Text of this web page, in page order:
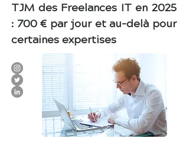
TJM des Freelances IT en 2025
: 700 € par jour et au-delà pour
certaines expertises